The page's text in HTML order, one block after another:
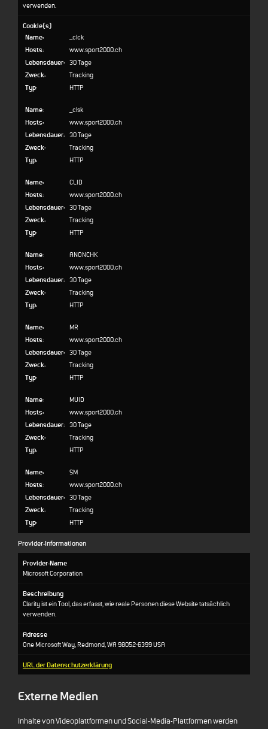
verwenden.
Cookie(s)
Name:
_clck
Hosts:
www.sport2000.ch
Lebensdauer: 30 Tage
Zweck:
Tracking
Typ:
HTTP
Name:
_clsk
Hosts:
www.sport2000.ch
Lebensdauer: 30 Tage
Zweck:
Tracking
Typ:
HTTP
Name:
CLID
Hosts:
www.sport2000.ch
Lebensdauer: 30 Tage
Zweck:
Tracking
Typ:
HTTP
Name:
ANONCHK
Hosts:
www.sport2000.ch
Lebensdauer: 30 Tage
Zweck:
Tracking
Typ:
HTTP
Name:
MR
Hosts:
www.sport2000.ch
Lebensdauer: 30 Tage
Zweck:
Tracking
Typ:
HTTP
Name:
MUID
Hosts:
www.sport2000.ch
Lebensdauer: 30 Tage
Zweck:
Tracking
Typ:
HTTP
Name:
SM
Hosts:
www.sport2000.ch
Lebensdauer: 30 Tage
Zweck:
Tracking
Typ:
HTTP
Provider-Informationen
Provider-Name
Microsoft Corporation
Beschreibung
Clarity ist ein Tool, das erfasst, wie reale Personen diese Website tatsächlich
verwenden.
Adresse
One Microsoft Way, Redmond, WA 98052-6399 USA
URL der Datenschutzerklärung
Externe Medien
Inhalte von Videoplattformen und Social-Media-Plattformen werden